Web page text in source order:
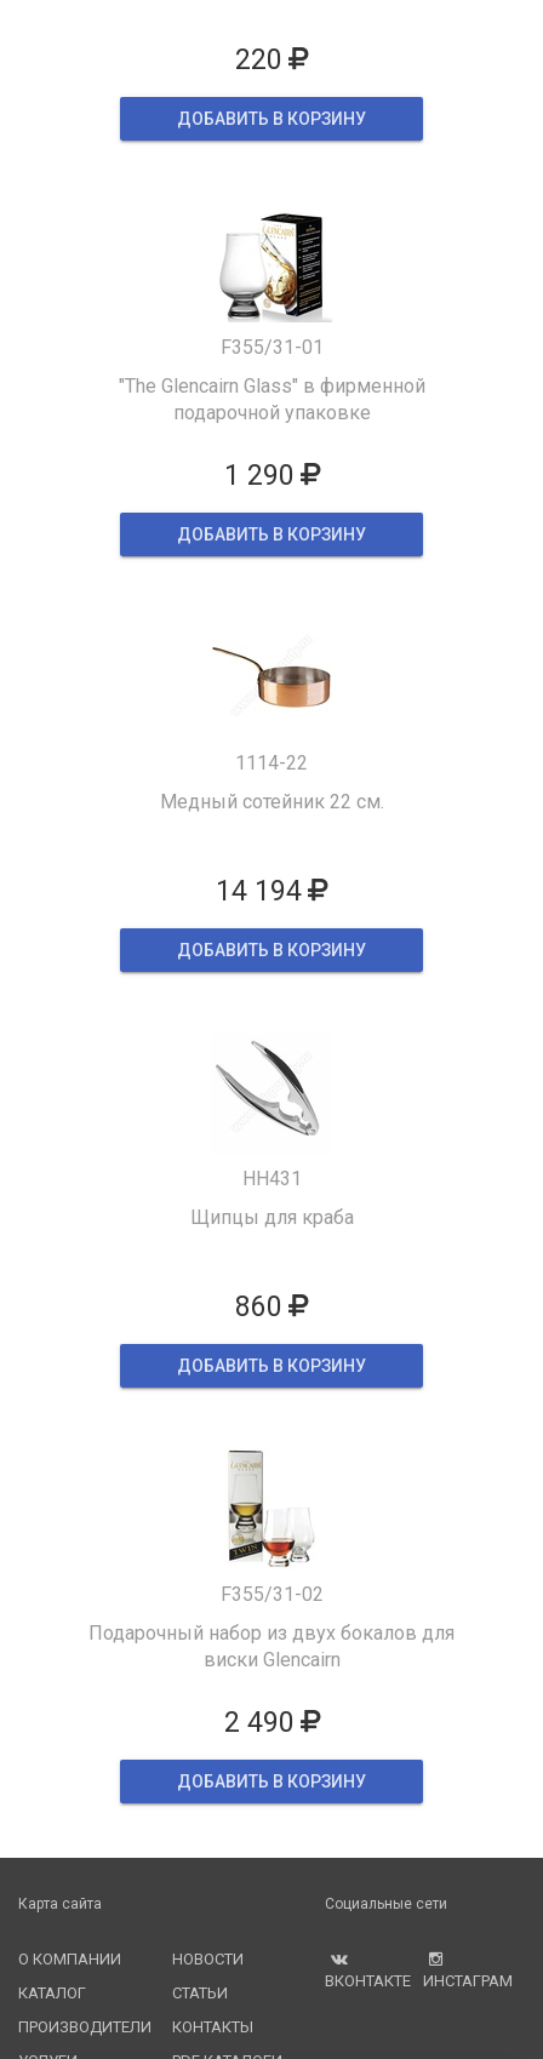
220
ДОБАВИТЬ В КОРЗИНУ
F355/31-01
"The Glencairn Glass" в фирменной
подарочной упаковке
1 290
ДОБАВИТЬ В КОРЗИНУ
1114-22
Медный сотейник 22 см.
14 194
ДОБАВИТЬ В КОРЗИНУ
HH431
Щипцы для краба
860
ДОБАВИТЬ В КОРЗИНУ
F355/31-02
Подарочный набор из двух бокалов для
виски Glencairn
2 490
ДОБАВИТЬ В КОРЗИНУ
Карта сайта
О КОМПАНИИ
КАТАЛОГ
ПРОИЗВОДИТЕЛИ
НОВОСТИ
СТАТЬИ
КОНТАКТЫ
Социальные сети
ВКОНТАКТЕ ИНСТАГРАМ